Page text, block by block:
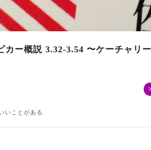
カー概説 3.32-3.54 〜ケーチャリ
いことがある